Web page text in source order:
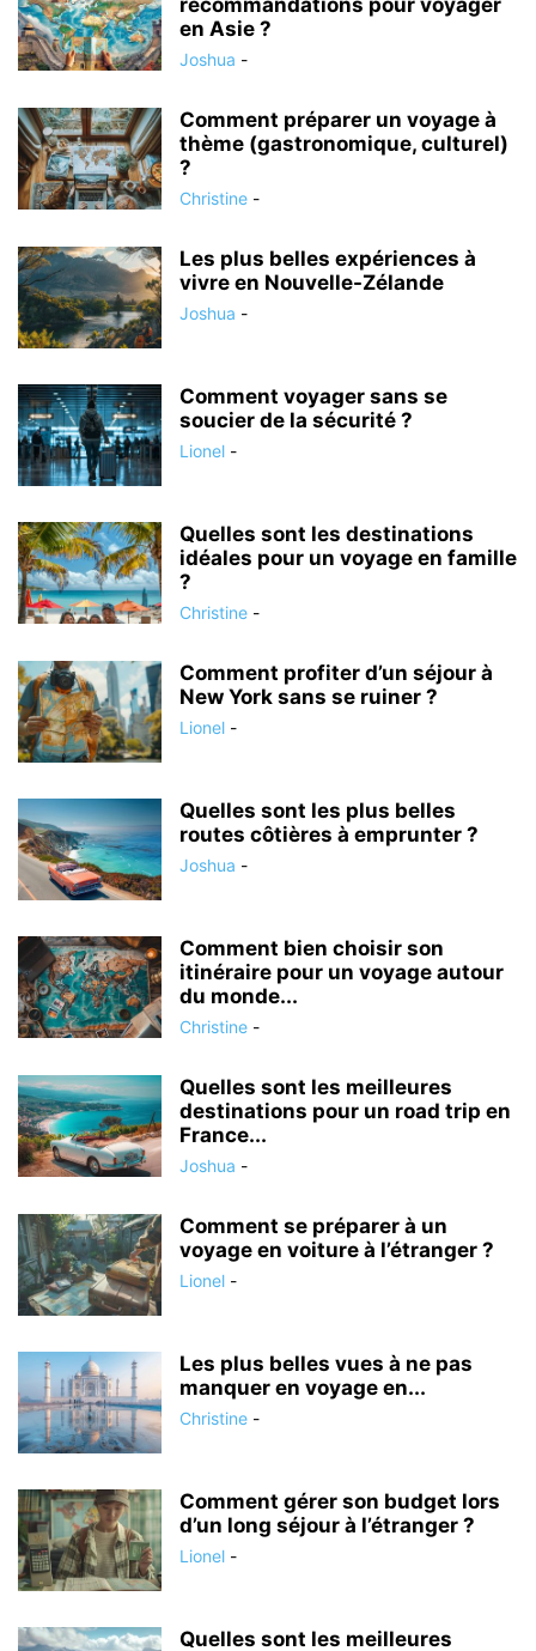
recommandations pour voyager
en Asie ?
Joshua -
Comment préparer un voyage à
thème (gastronomique, culturel)
?
Christine -
Les plus belles expériences à
vivre en Nouvelle-Zélande
Joshua -
Comment voyager sans se
soucier de la sécurité ?
Lionel -
Quelles sont les destinations
idéales pour un voyage en famille
?
Christine -
Comment profiter d’un séjour à
New York sans se ruiner ?
Lionel -
Quelles sont les plus belles
routes côtières à emprunter ?
Joshua -
Comment bien choisir son
itinéraire pour un voyage autour
du monde...
Christine -
Quelles sont les meilleures
destinations pour un road trip en
France...
Joshua -
Comment se préparer à un
voyage en voiture à l’étranger ?
Lionel -
Les plus belles vues à ne pas
manquer en voyage en...
Christine -
Comment gérer son budget lors
d’un long séjour à l’étranger ?
Lionel -
Quelles sont les meilleures